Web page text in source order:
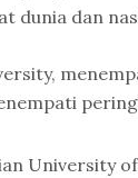
dunia dan
University